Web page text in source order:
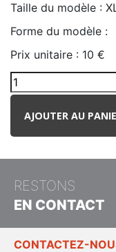
Taille du modèle :
Forme du modèle :
Prix unitaire : 10 €
AJOUTER AU
RESTONS
EN CONTACT
CONTACTEZ-